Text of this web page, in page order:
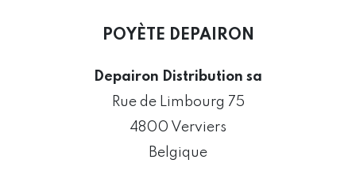
POYÈTE DEPAIRON
Depairon Distribution sa
Rue de Limbourg 75
4800 Verviers
Belgique